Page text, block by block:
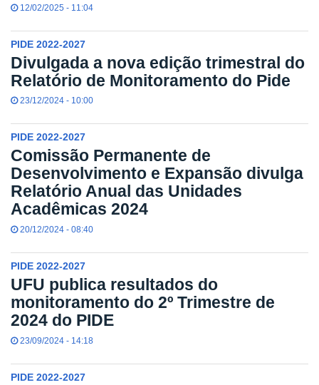
12/02/2025 - 11:04
PIDE 2022-2027
Divulgada a nova edição trimestral do
Relatório de Monitoramento do Pide
23/12/2024 - 10:00
PIDE 2022-2027
Comissão Permanente de
Desenvolvimento e Expansão divulga
Relatório Anual das Unidades
Acadêmicas 2024
20/12/2024 - 08:40
PIDE 2022-2027
UFU publica resultados do
monitoramento do 2º Trimestre de
2024 do PIDE
23/09/2024 - 14:18
PIDE 2022-2027